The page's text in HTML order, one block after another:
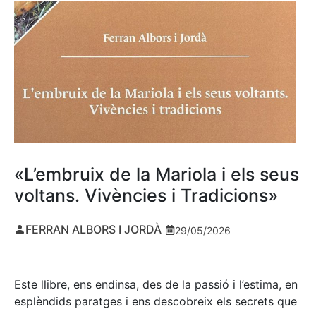
«L’embruix de la Mariola i els seus
voltans. Vivències i Tradicions»
FERRAN ALBORS I JORDÀ 29/05/2026
Este llibre, ens endinsa, des de la passió i l’estima, en
esplèndids paratges i ens descobreix els secrets que